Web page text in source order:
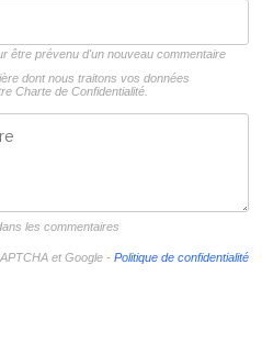
être prévenu d'un nouveau commentaire
dont nous traitons vos données
Charte de Confidentialité.
les commentaires
et Google - Politique de confidentialité